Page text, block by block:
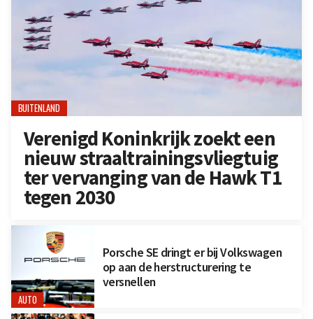
BUITENLAND
Verenigd Koninkrijk zoekt een
nieuw straaltrainingsvliegtuig
ter vervanging van de Hawk T1
tegen 2030
AUTO
Porsche SE dringt er bij Volkswagen
op aan de herstructurering te
versnellen